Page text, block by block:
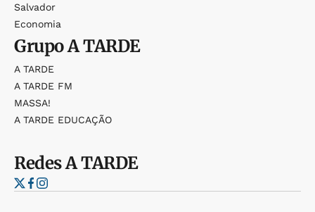
Salvador
Economia
GrupoA TARDE
A TARDE
A TARDE FM
MASSA!
A TARDE EDUCAÇÃO
RedesA TARDE